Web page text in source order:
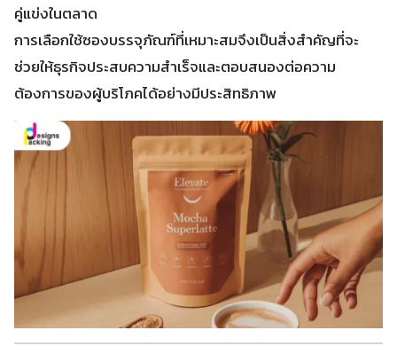
คู่แข่งในตลาด
การเลือกใช้ซองบรรจุภัณฑ์ที่เหมาะสมจึงเป็นสิ่งสำคัญที่จะ
ช่วยให้ธุรกิจประสบความสำเร็จและตอบสนองต่อความ
ต้องการของผู้บริโภคได้อย่างมีประสิทธิภาพ